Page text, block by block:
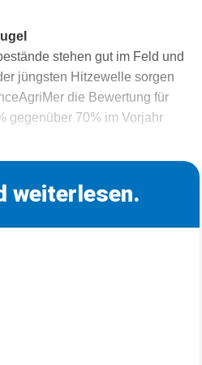
stehen gut im Feld und
jüngsten Hitzewelle sorgen
die Bewertung für
gegenüber 70% im Vorjahr
weiterlesen.